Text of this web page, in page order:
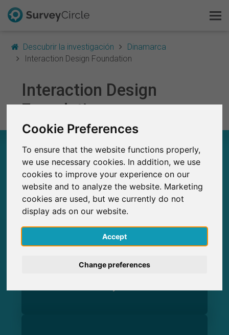
Cookie Preferences
To ensure that the website functions properly,
we use necessary cookies. In addition, we use
cookies to improve your experience on our
website and to analyze the website. Marketing
cookies are used, but we currently do not
display ads on our website.
Accept
Change preferences
Descubrir la investigación
Dinamarca
Interaction Design Foundation
Interaction Design
Foundation
INTERACTION DESIGN FOUNDATION – EN
RESUMEN
0
Número total de estudios publicados en
SurveyCircle
0
Estudios actuales en SurveyCircle
0
Participaciones generadas en SurveyCircle
Esto es SurveyCircle
Survey Ranking
Explorar la investigación
FAQ
Regístrate gratis
Iniciar sesión
English
Deutsch